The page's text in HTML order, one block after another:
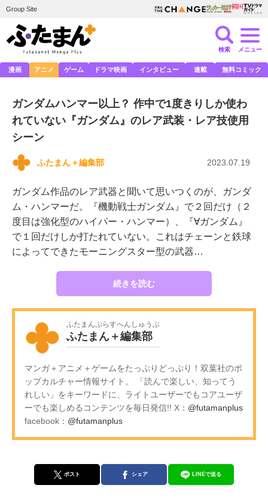
Group Site
検索 メニュー
漫画 アニメ ゲーム ドラマ映画 インタビュー 連載 無料コミック
ガンダムハンマー以上？ 作中で1度きりしか使わ
れていない『ガンダム』のレア武装・レア技使用
シーン
ふたまん＋編集部 2023.07.19
ガンダム作品のレア武器と聞いて思いつくのが、ガンダ
ム・ハンマーだ。『機動戦士ガンダム』で２回だけ（２
度目は強化型のハイパー・ハンマー）、『∀ガンダム』
で１回だけしか打たれていない。これはチェーンと鉄球
によってできたモーニングスター型の武器…
続きを読む
ふたまんぷらすへんしゅうぶ
ふたまん＋編集部
マンガ＋アニメ＋ゲームをたっぷりどっぷり！双葉社のポ
ップカルチャー情報サイト。 「読んで楽しい、知ってう
れしい」をキーワードに、ライトユーザーでもコアユーザ
ーでも楽しめるコンテンツを毎日発信!! X： @futamanplus
facebook： @futamanplus
ポスト シェア LINEで送る